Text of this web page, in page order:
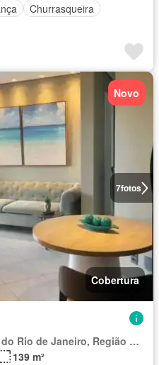
Churrasqueira
7fotos
Novo
Cobertura
Região Geográfica Imediata do Rio de Janeiro, Região Metropolitana do Rio de Janeiro
139 m²